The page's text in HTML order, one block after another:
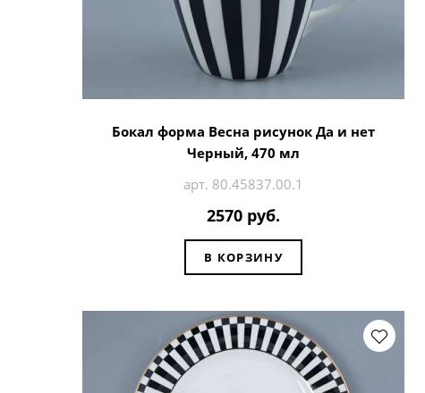
Бокал форма Весна рисунок Да и нет
Черный, 470 мл
арт. 80.45837.00.1
2570 руб.
В КОРЗИНУ